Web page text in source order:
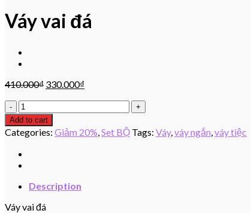
Váy vai đá
410.000₫ 330.000₫
Váy
vai
đá
quantity
Add to cart
Categories: Giảm 20%,Set BỘ Tags: Váy,váy ngắn,váy tiệc
Description
Váy vai đá